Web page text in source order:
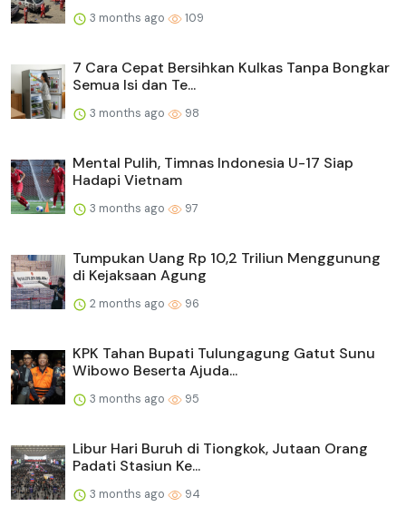
3 months ago 109
7 Cara Cepat Bersihkan Kulkas Tanpa Bongkar
Semua Isi dan Te...
3 months ago 98
Mental Pulih, Timnas Indonesia U-17 Siap
Hadapi Vietnam
3 months ago 97
Tumpukan Uang Rp 10,2 Triliun Menggunung
di Kejaksaan Agung
2 months ago 96
KPK Tahan Bupati Tulungagung Gatut Sunu
Wibowo Beserta Ajuda...
3 months ago 95
Libur Hari Buruh di Tiongkok, Jutaan Orang
Padati Stasiun Ke...
3 months ago 94